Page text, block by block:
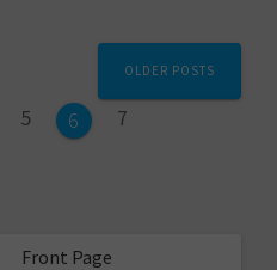
Page
5 Page
6 Page
7
OLDER POSTS
Front Page